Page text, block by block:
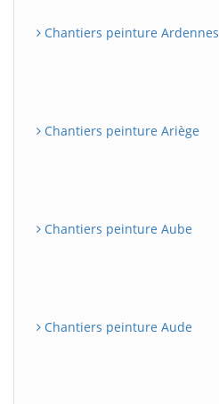
Chantiers peinture Ardennes
Chantiers peinture Ariège
Chantiers peinture Aube
Chantiers peinture Aude